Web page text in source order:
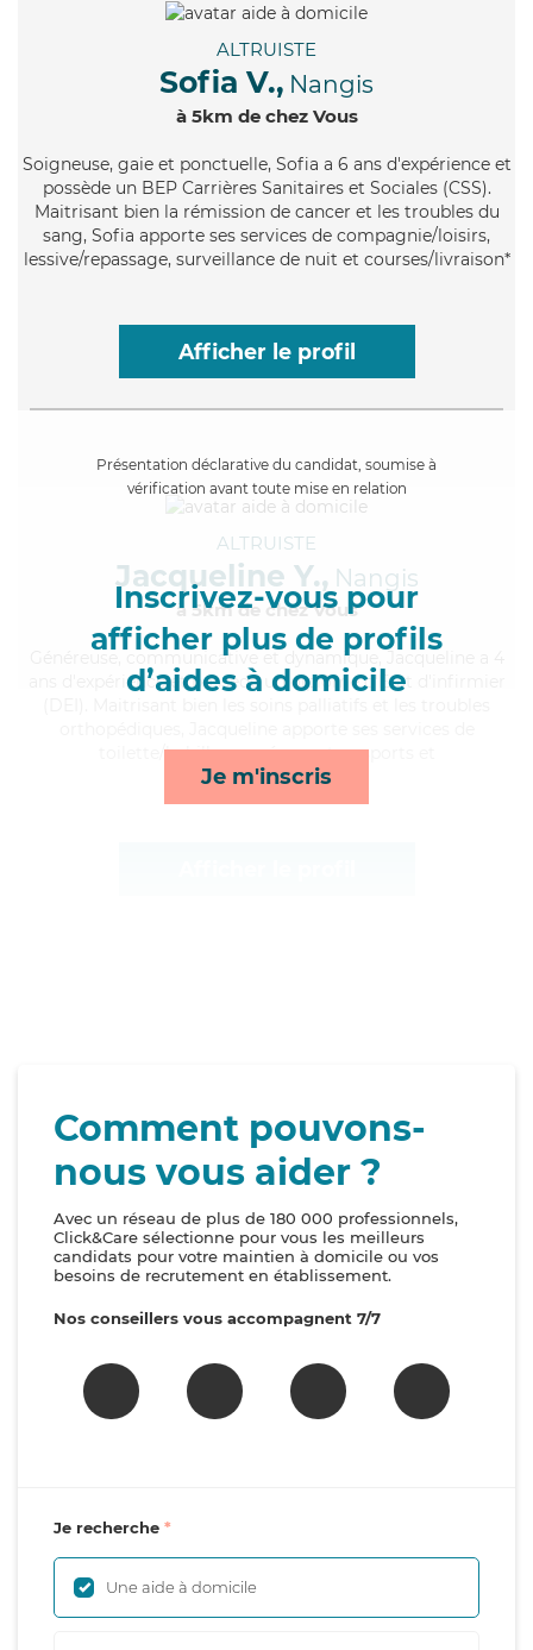
ALTRUISTE
Sofia V., Nangis
à 5km de chez Vous
Soigneuse, gaie et ponctuelle, Sofia a 6 ans d'expérience et
possède un BEP Carrières Sanitaires et Sociales (CSS).
Maitrisant bien la rémission de cancer et les troubles du
sang, Sofia apporte ses services de compagnie/loisirs,
lessive/repassage, surveillance de nuit et courses/livraison*
Afficher le profil
Présentation déclarative du candidat, soumise à
vérification avant toute mise en relation
Inscrivez-vous pour
afficher plus de profils
d’aides à domicile
Je m'inscris
ALTRUISTE
Jacqueline Y., Nangis
à 5km de chez Vous
, communicative et dynamique, Jacqueline a 4
ans d'expérience et possède un diplôme d'Etat d'infirmier
toilette/habillage, ménage, transports et
surveillance de nuit*
Comment pouvons-
nous vous aider ?
Avec un réseau de plus de 180 000 professionnels,
Click&Care sélectionne pour vous les meilleurs
candidats pour votre maintien à domicile ou vos
besoins de recrutement en établissement.
Nos conseillers vous accompagnent 7/7
Je recherche
Une aide à domicile